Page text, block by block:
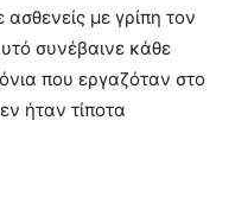
ασθενείς με γρίπη τον
συνέβαινε κάθε
που εργαζόταν στο
ήταν τίποτα